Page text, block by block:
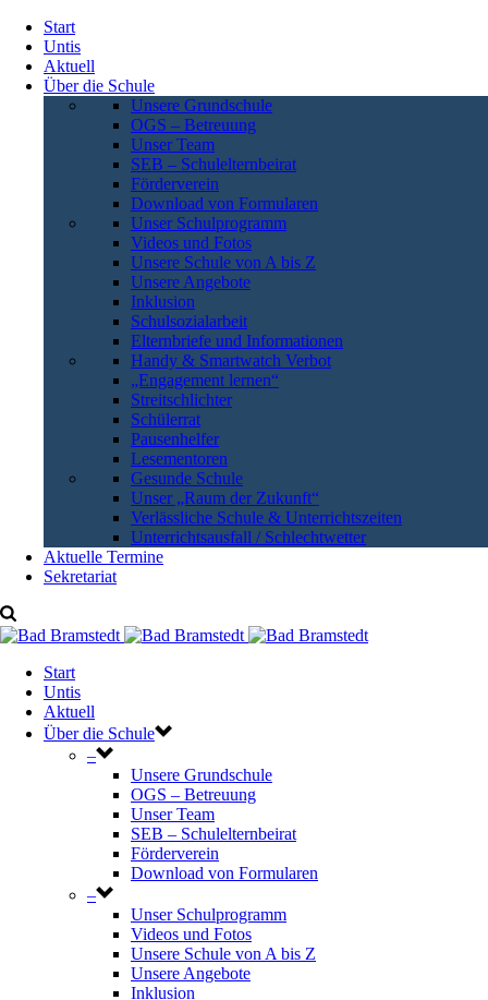
Start
Untis
Aktuell
Über die Schule
Unsere Grundschule
OGS – Betreuung
Unser Team
SEB – Schulelternbeirat
Förderverein
Download von Formularen
Unser Schulprogramm
Videos und Fotos
Unsere Schule von A bis Z
Unsere Angebote
Inklusion
Schulsozialarbeit
Elternbriefe und Informationen
Handy & Smartwatch Verbot
„Engagement lernen“
Streitschlichter
Schülerrat
Pausenhelfer
Lesementoren
Gesunde Schule
Unser „Raum der Zukunft“
Verlässliche Schule & Unterrichtszeiten
Unterrichtsausfall / Schlechtwetter
Aktuelle Termine
Sekretariat
Start
Untis
Aktuell
Über die Schule
–
Unsere Grundschule
OGS – Betreuung
Unser Team
SEB – Schulelternbeirat
Förderverein
Download von Formularen
–
Unser Schulprogramm
Videos und Fotos
Unsere Schule von A bis Z
Unsere Angebote
Inklusion